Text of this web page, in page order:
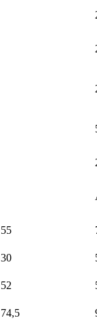
55
30
52
74,5